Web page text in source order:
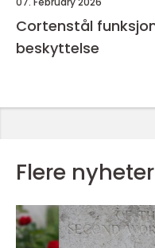
Cortenstål funksjonelt design med rust som
beskyttelse
Flere nyheter